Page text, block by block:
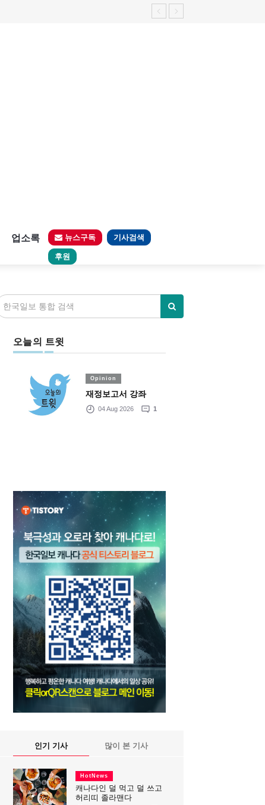
업소록 뉴스구독 기사검색
후원
오늘의 트윗
Opinion
재정보고서 강좌
04 Aug 2026 1
인기 기사 많이 본 기사
HotNews
캐나다인 덜 먹고 덜 쓰고
허리띠 졸라맨다